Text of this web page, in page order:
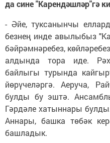
да сине "Карендәшләр"гә
- Әйе, туксанынчы
безнең инде авылыбыз
бәйрәмнәребез,
алдында тора иде.
байлыгы турында
йөрүчеләргә. Аеруча,
булды бу эштә.
Гәрдәле хатыннары
Аннары, башка төбәк
башладык.